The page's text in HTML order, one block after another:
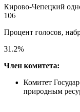
Кирово-Чепецкий
106
Процент голосов,
31.2%
Член комитета:
Комитет
природным